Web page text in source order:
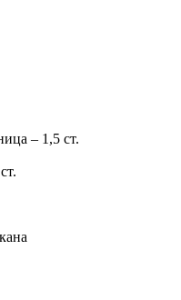
– 1,5 ст.